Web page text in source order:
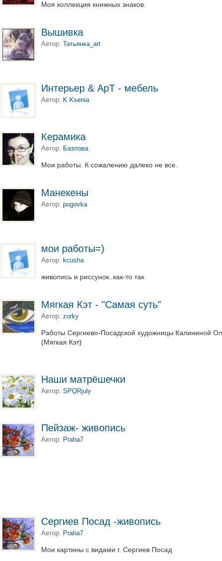
Моя коллекция книжных знаков.
Вышивка
Автор: Татьянка_art
Интерьер & АрТ - мебель
Автор: K Ksenia
Керамика
Автор: Базлова
Мои работы. К сожалению далеко не все.
Манекены
Автор: pugovka
мои работы=)
Автор: kcusha
живопись и риссунок..как-то так
Мягкая Кэт - "Самая суть"
Автор: zorky
Работы Сергиево-Посадской художницы Калининой
(Мягкая Кэт)
Наши матрёшечки
Автор: SPQRjuly
Пейзаж- живопись
Автор: Praha7
Сергиев Посад -живопись
Автор: Praha7
Мои картины с видами г. Сергиев Посад